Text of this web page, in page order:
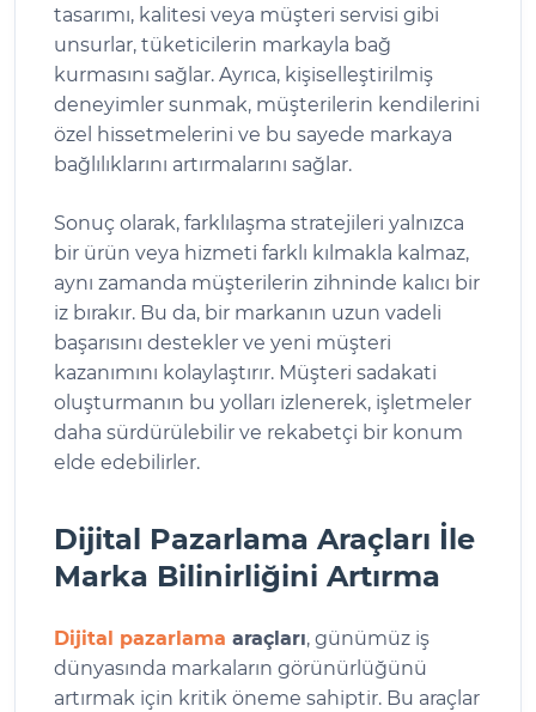
tasarımı, kalitesi veya müşteri servisi gibi
unsurlar, tüketicilerin markayla bağ
kurmasını sağlar. Ayrıca, kişiselleştirilmiş
deneyimler sunmak, müşterilerin kendilerini
özel hissetmelerini ve bu sayede markaya
bağlılıklarını artırmalarını sağlar.
Sonuç olarak, farklılaşma stratejileri yalnızca
bir ürün veya hizmeti farklı kılmakla kalmaz,
aynı zamanda müşterilerin zihninde kalıcı bir
iz bırakır. Bu da, bir markanın uzun vadeli
başarısını destekler ve yeni müşteri
kazanımını kolaylaştırır. Müşteri sadakati
oluşturmanın bu yolları izlenerek, işletmeler
daha sürdürülebilir ve rekabetçi bir konum
elde edebilirler.
Dijital Pazarlama Araçları İle
Marka Bilinirliğini Artırma
Dijital pazarlama araçları, günümüz iş
dünyasında markaların görünürlüğünü
artırmak için kritik öneme sahiptir. Bu araçlar